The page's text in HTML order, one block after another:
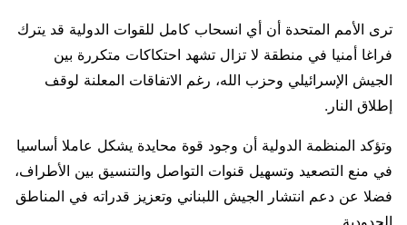
ترى الأمم المتحدة أن أي انسحاب كامل للقوات الدولية قد يترك
فراغا أمنيا في منطقة لا تزال تشهد احتكاكات متكررة بين
الجيش الإسرائيلي وحزب الله، رغم الاتفاقات المعلنة لوقف
إطلاق النار.
وتؤكد المنظمة الدولية أن وجود قوة محايدة يشكل عاملا أساسيا
في منع التصعيد وتسهيل قنوات التواصل والتنسيق بين الأطراف،
فضلا عن دعم انتشار الجيش اللبناني وتعزيز قدراته في المناطق
الحدودية.